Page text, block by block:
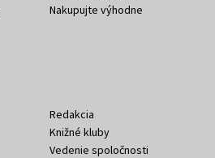
Nakupujte výhodne
Redakcia
Knižné kluby
Vedenie spoločnosti